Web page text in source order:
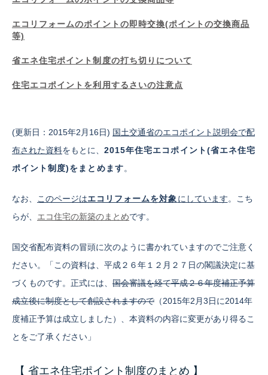
エコリフォームのポイントの即時交換(ポイントの交換商品
等)
省エネ住宅ポイント制度の打ち切りについて
住宅エコポイントを利用するさいの注意点
(更新日：2015年2月16日) 国土交通省のエコポイント説明会で配
布された資料をもとに、 2015年住宅エコポイント(省エネ住宅
ポイント制度)をまとめます。
なお、 このページはエコリフォームを対象 にしています。こち
らが、 エコ住宅の新築のまとめです。
国交省配布資料の冒頭に次のように書かれていますのでご注意く
ださい。「この資料は、平成２６年１２月２７日の閣議決定に基
づくものです。正式には、 国会審議を経て平成２６年度補正予算
成立後に制度として創設されますので （2015年2月3日に2014年
度補正予算は成立しました）、本資料の内容に変更があり得るこ
とをご了承ください」
【 省エネ住宅ポイント制度のまとめ 】